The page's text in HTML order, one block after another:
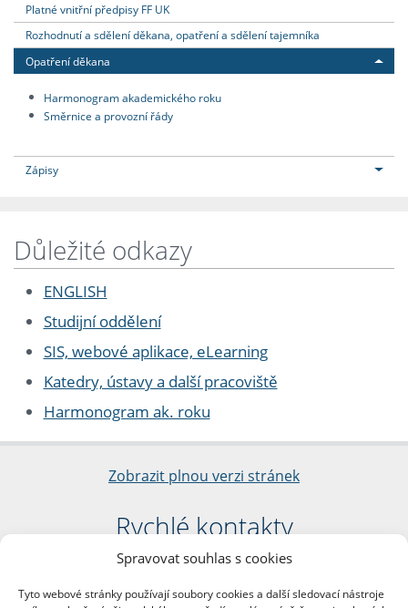
Spravovat souhlas s cookies
Tyto webové stránky používají soubory cookies a další sledovací nástroje
Platné vnitřní předpisy FF UK
Rozhodnutí a sdělení děkana, opatření a sdělení tajemníka
Opatření děkana
Harmonogram akademického roku
Směrnice a provozní řády
Zápisy
Důležité odkazy
ENGLISH
Studijní oddělení
SIS, webové aplikace, eLearning
Katedry, ústavy a další pracoviště
Harmonogram ak. roku
Zobrazit plnou verzi stránek
Rychlé kontakty
Filozofická fakulta
nám. Jana Palacha 1/2